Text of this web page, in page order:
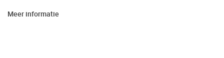
Meer informatie